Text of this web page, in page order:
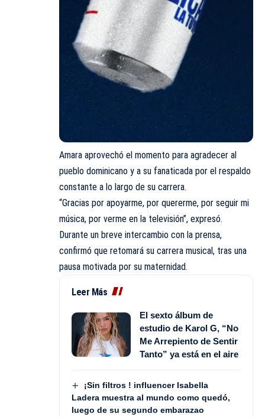
Amara aprovechó el momento para agradecer al
pueblo dominicano y a su fanaticada por el respaldo
constante a lo largo de su carrera.
“Gracias por apoyarme, por quererme, por seguir mi
música, por verme en la televisión”, expresó.
Durante un breve intercambio con la prensa,
confirmó que retomará su carrera musical, tras una
pausa motivada por su maternidad.
Leer Más
El sexto álbum de
estudio de Karol G, “No
Me Arrepiento de Sentir
Tanto” ya está en el aire
¡Sin filtros ! influencer Isabella
Ladera muestra al mundo como quedó,
luego de su segundo embarazao